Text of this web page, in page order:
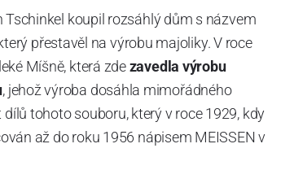
koupil rozsáhlý dům s názvem
přestavěl na výrobu majoliky. V roce
Míšně, která zdezavedla výrobu
, jehož výroba dosáhla mimořádného
tohoto souboru, který v roce 1929, kdy
až do roku 1956 nápisem MEISSEN v